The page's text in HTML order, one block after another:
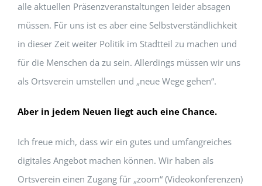
alle aktuellen Präsenzveranstaltungen leider absagen
müssen. Für uns ist es aber eine Selbstverständlichkeit
in dieser Zeit weiter Politik im Stadtteil zu machen und
für die Menschen da zu sein. Allerdings müssen wir uns
als Ortsverein umstellen und „neue Wege gehen“.
Aber in jedem Neuen liegt auch eine Chance.
Ich freue mich, dass wir ein gutes und umfangreiches
digitales Angebot machen können. Wir haben als
Ortsverein einen Zugang für „zoom“ (Videokonferenzen)